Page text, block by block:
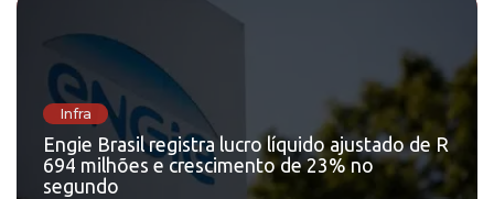
Infra
Engie Brasil registra lucro líquido ajustado de R
694 milhões e crescimento de 23% no
segundo